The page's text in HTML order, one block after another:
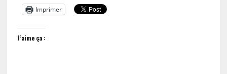
Imprimer
J’aime ça :